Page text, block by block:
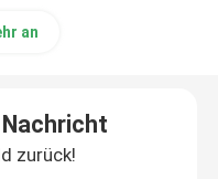
an
zurück!